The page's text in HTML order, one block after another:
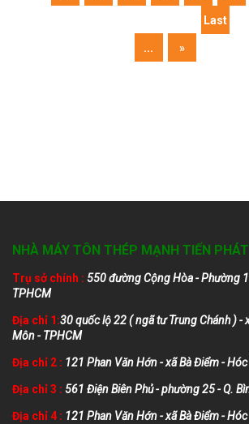
... »
Last
NHÀ MÁY TÔN THÉP MẠNH TIẾN PHÁT
Trụ sở chính : 550 đường Cộng Hòa - Phường
TPHCM
Địa chỉ 1:30 quốc lộ 22 ( ngã tư Trung Chánh ) -
Môn - TPHCM
Địa chỉ 2 : 121 Phan Văn Hớn - xã Bà Điểm -
Địa chỉ 3 : 561 Điện Biên Phủ - phường 25 - Q.
Địa chỉ 4 : 121 Phan Văn Hớn - xã Bà Điểm -